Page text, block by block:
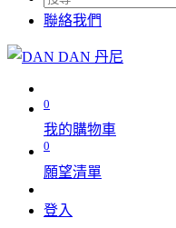
聯絡我們
0
我的購物車
0
願望清單
登入